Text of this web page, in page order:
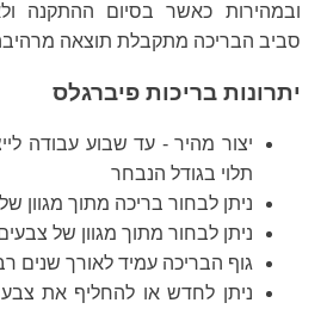
ובמהירות כאשר בסיום ההתקנה
סביב הבריכה מתקבלת תוצאה
יתרונות בריכות פיברגלס
יצור מהיר - עד שבוע עבודה
תלוי בגודל הנבחר
ניתן לבחור בריכה מתוך מגוון
ניתן לבחור מתוך מגוון של
גוף הבריכה עמיד לאורך שנים
ניתן לחדש או להחליף את